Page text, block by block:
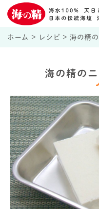
ホーム > レシピ >海の精
海の精の